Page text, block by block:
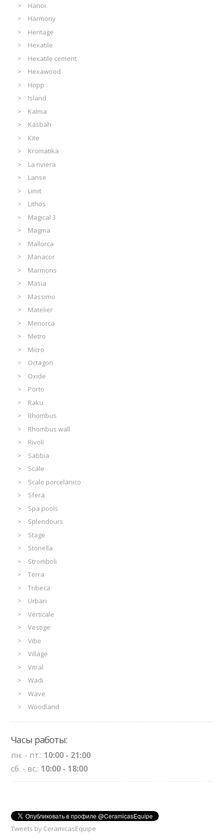
Hanoi
Harmony
Heritage
Hexatile
Hexatile cement
Hexawood
Hopp
Island
Kalma
Kasbah
Kite
Kromatika
La riviera
Lanse
Limit
Lithos
Magical 3
Magma
Mallorca
Manacor
Marmoris
Masia
Massimo
Matelier
Menorca
Metro
Micro
Octagon
Oxide
Porto
Raku
Rhombus
Rhombus wall
Rivoli
Sabbia
Scale
Scale porcelanico
Sfera
Spa pools
Splendours
Stage
Stonella
Stromboli
Terra
Tribeca
Urban
Verticale
Vestige
Vibe
Village
Vitral
Wadi
Wave
Woodland
Часы работы:
пн. - пт.: 10:00 - 21:00
сб. - вс.: 10:00 - 18:00
Tweets by CeramicasEquipe